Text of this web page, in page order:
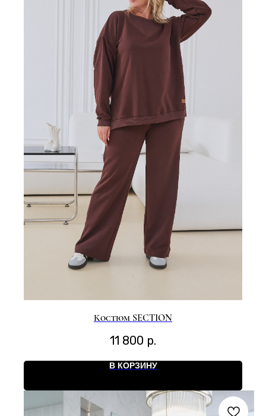
Костюм SECTION
11 800 р.
В КОРЗИНУ